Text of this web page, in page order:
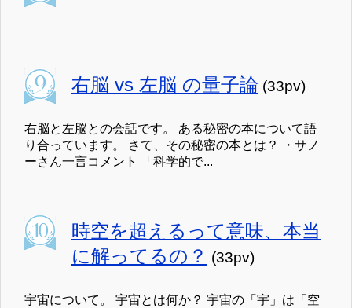
右脳 vs 左脳 の量子論 (33pv)
右脳と左脳との会話です。 ある秘密の本について語
り合っています。 さて、その秘密の本とは？ ・サノ
ーさん一言コメント 「科学的で...
時空を超えるって意味、本当
に解ってるの？ (33pv)
宇宙について。 宇宙とは何か？ 宇宙の「宇」は「空